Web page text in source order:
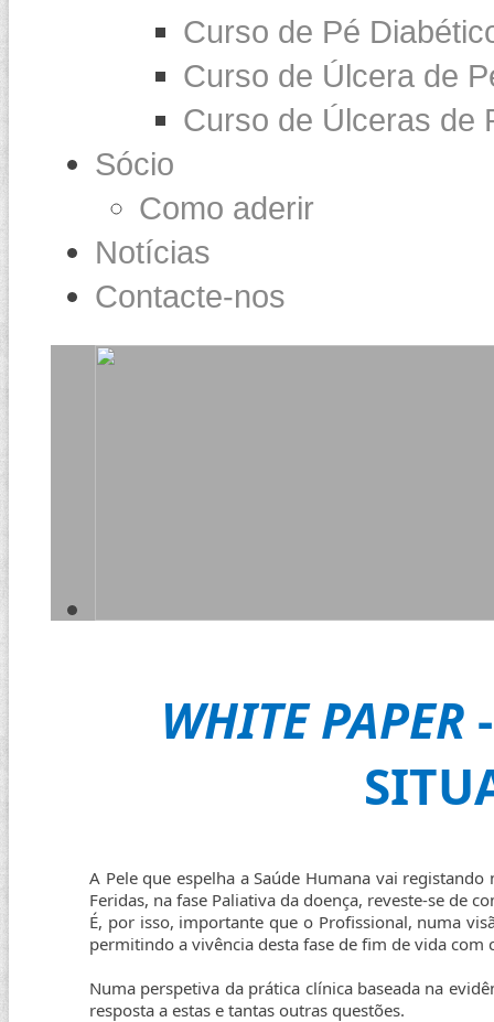
Curso de Pé
Curso de Úlcera de
Curso de Úlceras de
Sócio
Como aderir
Notícias
Contacte-nos
WHITE PAPER
A Pele que espelha a Saúde Humana vai
Feridas, na fase Paliativa da doença, reveste-se de
É, por isso, importante que o Profissional, numa
permitindo a vivência desta fase de fim de vida com
Numa perspetiva da prática clínica baseada na
resposta a estas e tantas outras questões.